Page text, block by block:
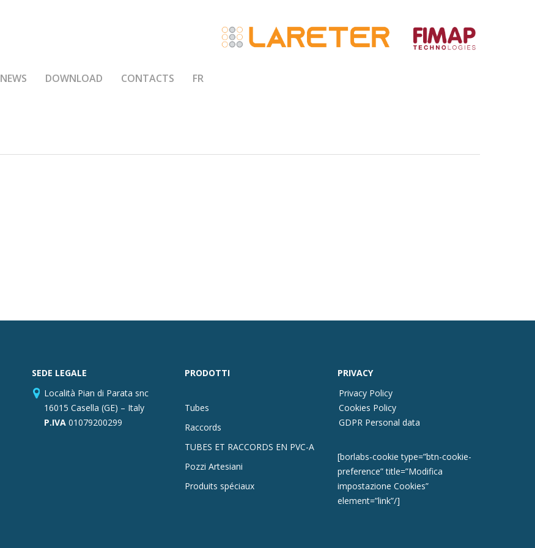
NEWS DOWNLOAD CONTACTS FR
SEDE LEGALE
Località Pian di Parata snc
16015 Casella (GE) – Italy
P.IVA01079200299
PRODOTTI
Tubes
Raccords
TUBES ET RACCORDS EN PVC-A
Pozzi Artesiani
Produits spéciaux
PRIVACY
Privacy Policy
Cookies Policy
GDPR Personal data
[borlabs-cookie type=”btn-cookie-
preference” title=”Modifica
impostazione Cookies”
element=”link”/]